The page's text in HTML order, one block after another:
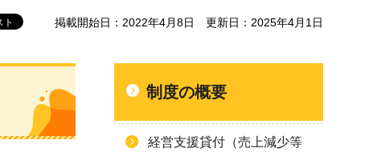
掲載開始日：2022年4月8日 更新日：2025年4月1日
制度の概要
経営支援貸付（売上減少等